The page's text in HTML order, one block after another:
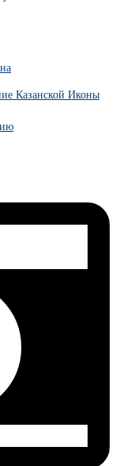
Казанской Иконы